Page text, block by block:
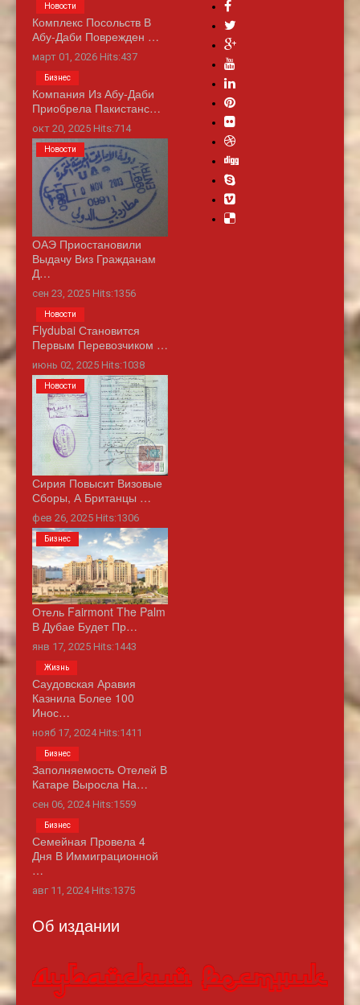
Комплекс Посольств В
Абу-Даби Поврежден …
март 01, 2026 Hits:437
Новости
Компания Из Абу-Даби
Приобрела Пакистанс…
окт 20, 2025 Hits:714
Бизнес
ОАЭ Приостановили
Выдачу Виз Гражданам
Д…
сен 23, 2025 Hits:1356
Новости
Flydubai Становится
Первым Перевозчиком …
июнь 02, 2025 Hits:1038
Новости
Сирия Повысит Визовые
Сборы, А Британцы …
фев 26, 2025 Hits:1306
Новости
Отель Fairmont The Palm
В Дубае Будет Пр…
янв 17, 2025 Hits:1443
Бизнес
Саудовская Аравия
Казнила Более 100
Инос…
нояб 17, 2024 Hits:1411
Жизнь
Заполняемость Отелей В
Катаре Выросла На…
сен 06, 2024 Hits:1559
Бизнес
Семейная Провела 4
Дня В Иммиграционной
…
авг 11, 2024 Hits:1375
Бизнес
Об издании